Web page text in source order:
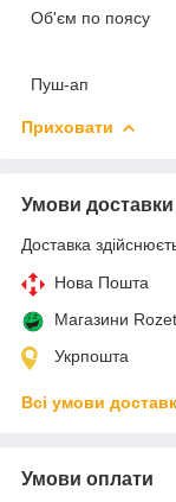
Об'єм по поясу
Пуш-ап
Приховати
Умови доставки
Доставка
Нова Пошта
Магазини
Укрпошта
Всі умови
Умови оплати